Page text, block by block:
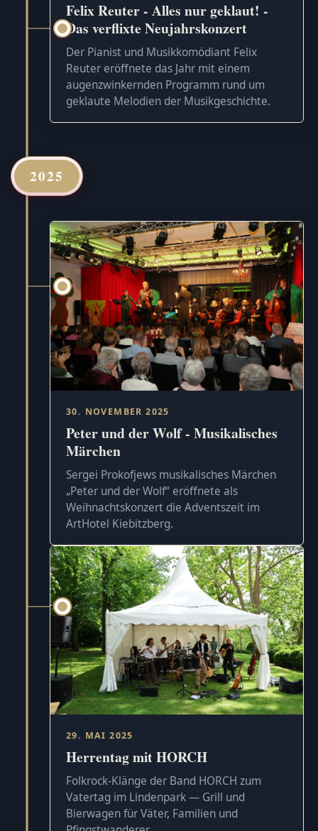
Felix Reuter - Alles nur geklaut! -
Das verflixte Neujahrskonzert
Der Pianist und Musikkomödiant Felix
Reuter eröffnete das Jahr mit einem
augenzwinkernden Programm rund um
geklaute Melodien der Musikgeschichte.
2025
30. NOVEMBER 2025
Peter und der Wolf - Musikalisches
Märchen
Sergei Prokofjews musikalisches Märchen
„Peter und der Wolf“ eröffnete als
Weihnachtskonzert die Adventszeit im
ArtHotel Kiebitzberg.
29. MAI 2025
Herrentag mit HORCH
Folkrock-Klänge der Band HORCH zum
Vatertag im Lindenpark — Grill und
Bierwagen für Väter, Familien und